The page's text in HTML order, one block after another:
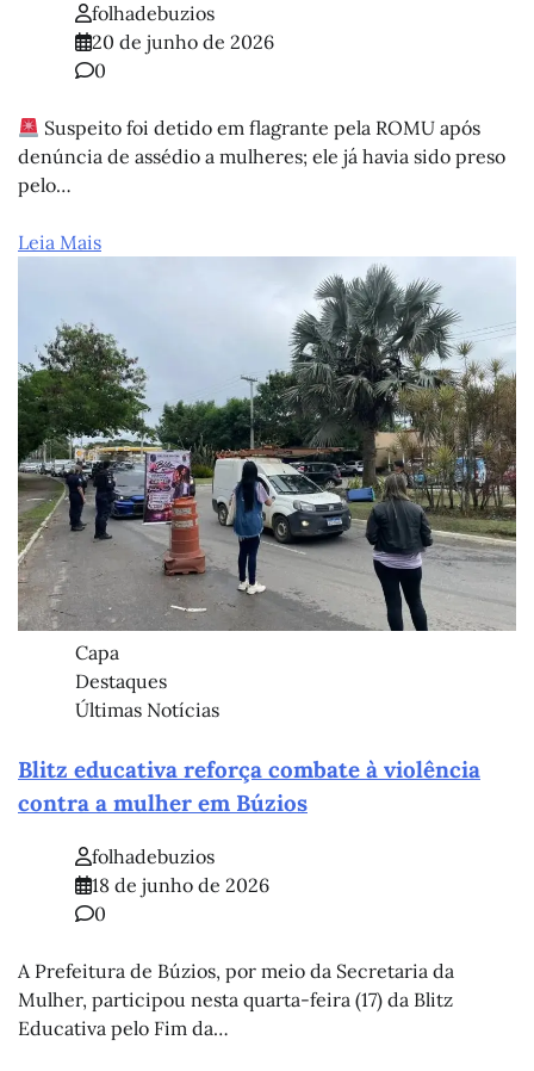
folhadebuzios
20 de junho de 2026
0
Suspeito foi detido em flagrante pela ROMU após
denúncia de assédio a mulheres; ele já havia sido preso
pelo…
Leia Mais
Capa
Destaques
Últimas Notícias
Blitz educativa reforça combate à violência
contra a mulher em Búzios
folhadebuzios
18 de junho de 2026
0
A Prefeitura de Búzios, por meio da Secretaria da
Mulher, participou nesta quarta-feira (17) da Blitz
Educativa pelo Fim da…